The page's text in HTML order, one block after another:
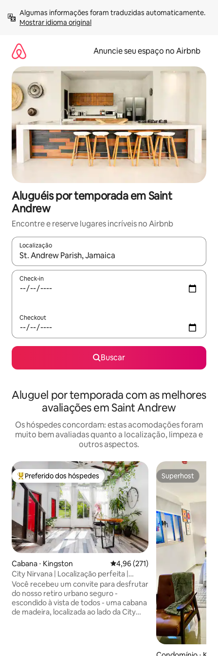
para
Mostrar idioma original
Anuncie seu espaço no Airbnb
Aluguéis por temporada em Saint
Andrew
Encontre e reserve lugares incríveis no Airbnb
Localização
Quando os resultados estiverem disponíveis, explore-os
Check-in
Checkout
Buscar
Aluguel por temporada com as melhores
avaliações em Saint Andrew
Os hóspedes concordam: estas acomodações foram
muito bem avaliadas quanto a localização, limpeza e
outros aspectos.
Entre os melhores preferidos dos hóspedes
Preferido dos hóspedes
Cabana ⋅ Kingston 4,96 de uma avaliação média de
4,96 (271)
City Nirvana | Localização perfeita |
Descontraia e aproveite
Você recebeu um convite para desfrutar
do nosso retiro urbano seguro -
escondido à vista de todos - uma cabana
de madeira, localizada ao lado da City
Superhost
Superhost